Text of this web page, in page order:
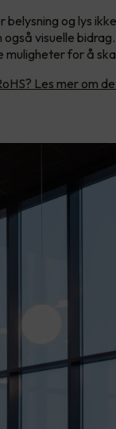
belysning og lys
også visuelle
muligheter for å
Les mer om